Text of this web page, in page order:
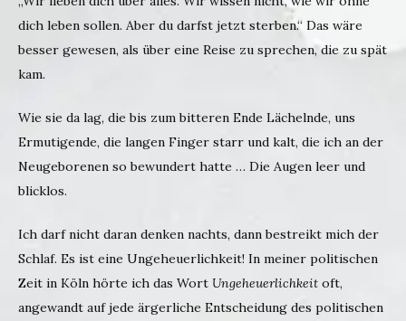
dich leben sollen. Aber du darfst jetzt sterben.“ Das wäre
besser gewesen, als über eine Reise zu sprechen, die zu spät
kam.
Wie sie da lag, die bis zum bitteren Ende Lächelnde, uns
Ermutigende, die langen Finger starr und kalt, die ich an der
Neugeborenen so bewundert hatte … Die Augen leer und
blicklos.
Ich darf nicht daran denken nachts, dann bestreikt mich der
Schlaf. Es ist eine Ungeheuerlichkeit! In meiner politischen
Zeit in Köln hörte ich das Wort Ungeheuerlichkeit oft,
angewandt auf jede ärgerliche Entscheidung des politischen